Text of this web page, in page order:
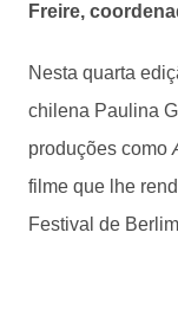
Freire,
Nesta quarta
chilena Paulina
produções como
filme que lhe
Festival de